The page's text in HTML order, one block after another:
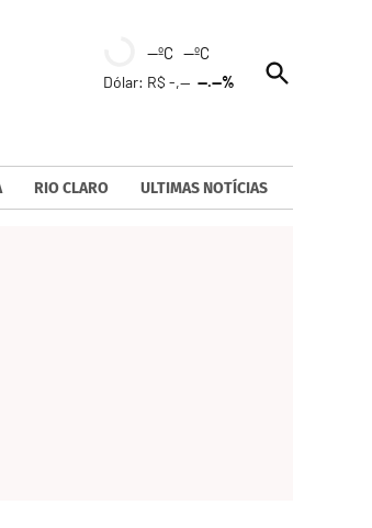
--ºC --ºC
Dólar: R$ -,----.--%
Open
Search
RIO CLARO ULTIMAS NOTÍCIAS